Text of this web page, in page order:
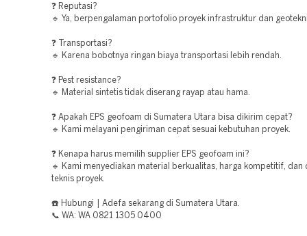
❓ Reputasi?
🔹 Ya, berpengalaman portofolio proyek infrastruktur dan
❓ Transportasi?
🔹 Karena bobotnya ringan biaya transportasi lebih rendah.
❓ Pest resistance?
🔹 Material sintetis tidak diserang rayap atau hama.
❓ Apakah EPS geofoam di Sumatera Utara bisa dikirim cepat?
🔹 Kami melayani pengiriman cepat sesuai kebutuhan proyek.
❓ Kenapa harus memilih supplier EPS geofoam ini?
🔹 Kami menyediakan material berkualitas, harga kompetitif, dan
teknis proyek.
☎️ Hubungi | Adefa sekarang di Sumatera Utara.
📞 WA: WA 0821 1305 0400